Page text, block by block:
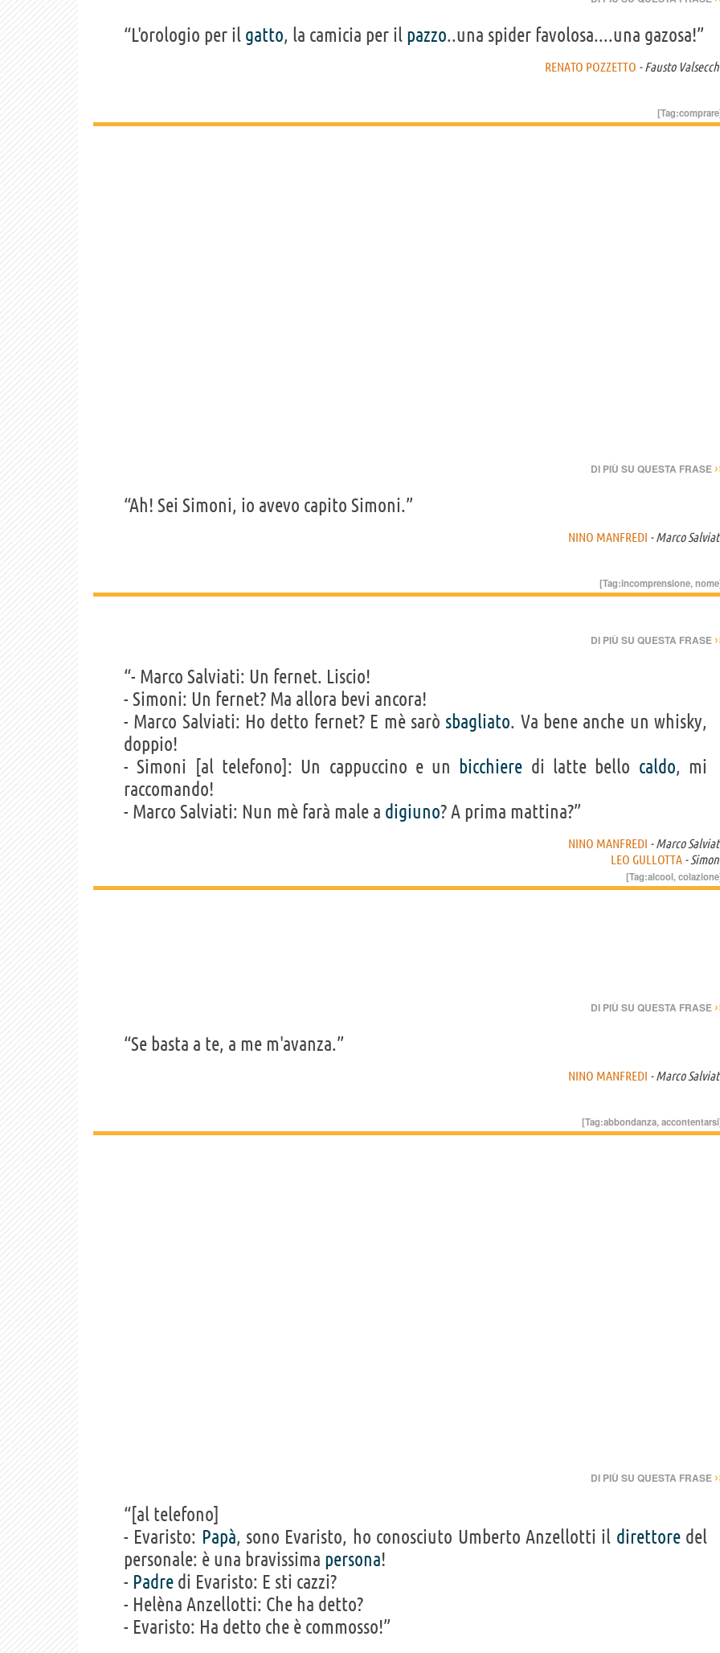
“L'orologio per il gatto, la camicia per il pazzo..una spider favolosa....una gazosa!”
RENATO POZZETTO - Fausto
[Tag:comprare
DI PIÙ SU QUESTA FRASE
“Ah! Sei Simoni, io avevo capito Simoni.”
NINO MANFREDI - Marco
[Tag:incomprensione,nome
DI PIÙ SU QUESTA FRASE
“- Marco Salviati: Un fernet. Liscio!
- Simoni: Un fernet? Ma allora bevi ancora!
- Marco Salviati: Ho detto fernet? E mè sarò sbagliato. Va bene anche un whisky,
doppio!
- Simoni [al telefono]: Un cappuccino e un bicchiere di latte bello caldo, mi
raccomando!
- Marco Salviati: Nun mè farà male a digiuno? A prima mattina?”
NINO MANFREDI - Marco
LEO GULLOTTA -
[Tag:alcool,colazione
DI PIÙ SU QUESTA FRASE
“Se basta a te, a me m'avanza.”
NINO MANFREDI - Marco
[Tag:abbondanza,accontentarsi
DI PIÙ SU QUESTA FRASE
“[al telefono]
- Evaristo: Papà, sono Evaristo, ho conosciuto Umberto Anzellotti il direttoredel
personale: è una bravissima persona!
- Padre di Evaristo: E sti cazzi?
- Helèna Anzellotti: Che ha detto?
- Evaristo: Ha detto che è commosso!”